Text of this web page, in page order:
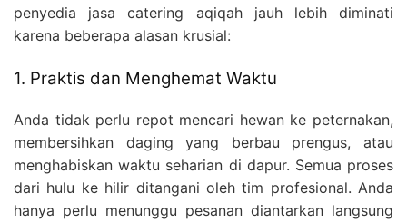
penyedia jasa catering aqiqah jauh lebih diminati
karena beberapa alasan krusial:
1. Praktis dan Menghemat Waktu
Anda tidak perlu repot mencari hewan ke peternakan,
membersihkan daging yang berbau prengus, atau
menghabiskan waktu seharian di dapur. Semua proses
dari hulu ke hilir ditangani oleh tim profesional. Anda
hanya perlu menunggu pesanan diantarkan langsung